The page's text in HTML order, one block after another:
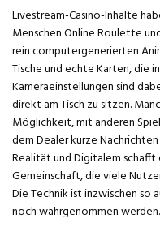
Livestream-Casino-Inhalte
Menschen Online Roulette
rein computergenerierten
Tische und echte Karten, die
Kameraeinstellungen sind
direkt am Tisch zu sitzen.
Möglichkeit, mit anderen
dem Dealer kurze
Realität und Digitalem
Gemeinschaft, die viele
Die Technik ist inzwischen so
noch wahrgenommen werden.